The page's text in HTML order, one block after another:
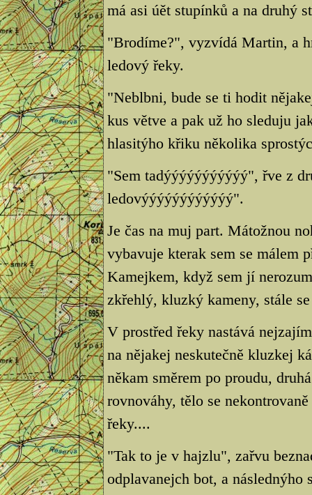
má asi úět stupínků a na druhý
"Brodíme?", vyzvídá Martin, a
ledový řeky.
"Neblbni, bude se ti hodit
kus větve a pak už ho sleduju
hlasitýho křiku několika
"Sem tadýýýýýýýýýýý", řve z
ledovýýýýýýýýýýýý".
Je čas na muj part. Mátožnou
vybavuje kterak sem se málem
Kamejkem, když sem jí
zkřehlý, kluzký kameny, stále
V prostřed řeky nastává
na nějakej neskutečně kluzkej
někam směrem po proudu,
rovnováhy, tělo se
řeky....
"Tak to je v hajzlu", zařvu
odplavanejch bot, a následnýho